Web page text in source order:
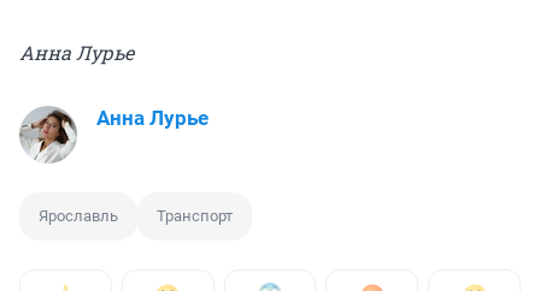
Анна Лурье
Анна Лурье
Ярославль Транспорт